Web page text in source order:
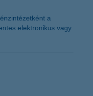
a
elektronikus vagy